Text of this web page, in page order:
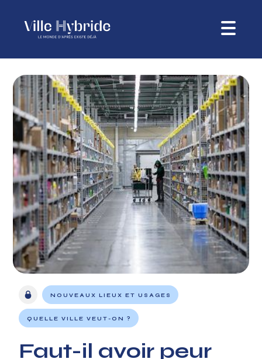
NOUVEAUX LIEUX ET USAGES
QUELLE VILLE VEUT-ON ?
Faut-il avoir peur